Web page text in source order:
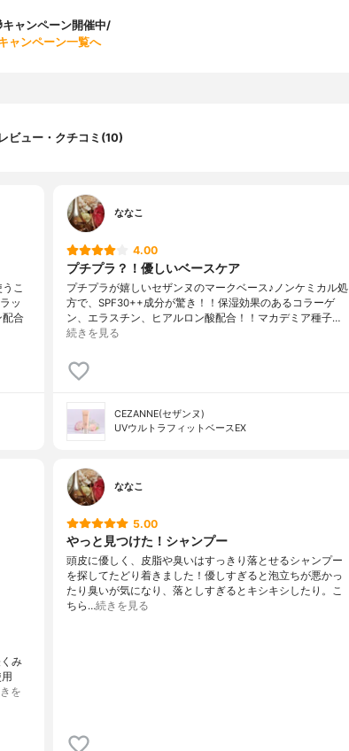
ャンペーン開催中/
ャンペーン一覧へ
ビュー・クチコミ(10)
こ
ッ
配合
ななこ
4.00
プチプラ？！優しいベースケア
プチプラが嬉しいセザンヌのマークベース♪ノンケミカル処
方で、SPF30++成分が驚き！！保湿効果のあるコラーゲ
ン、エラスチン、ヒアルロン酸配合！！マカデミア種子…
続きを見る
CEZANNE(セザンヌ)
UVウルトラフィットベースEX
み
を
ななこ
5.00
やっと見つけた！シャンプー
頭皮に優しく、皮脂や臭いはすっきり落とせるシャンプー
を探してたどり着きました！優しすぎると泡立ちが悪かっ
たり臭いが気になり、落としすぎるとキシキシしたり。こ
ちら…続きを見る